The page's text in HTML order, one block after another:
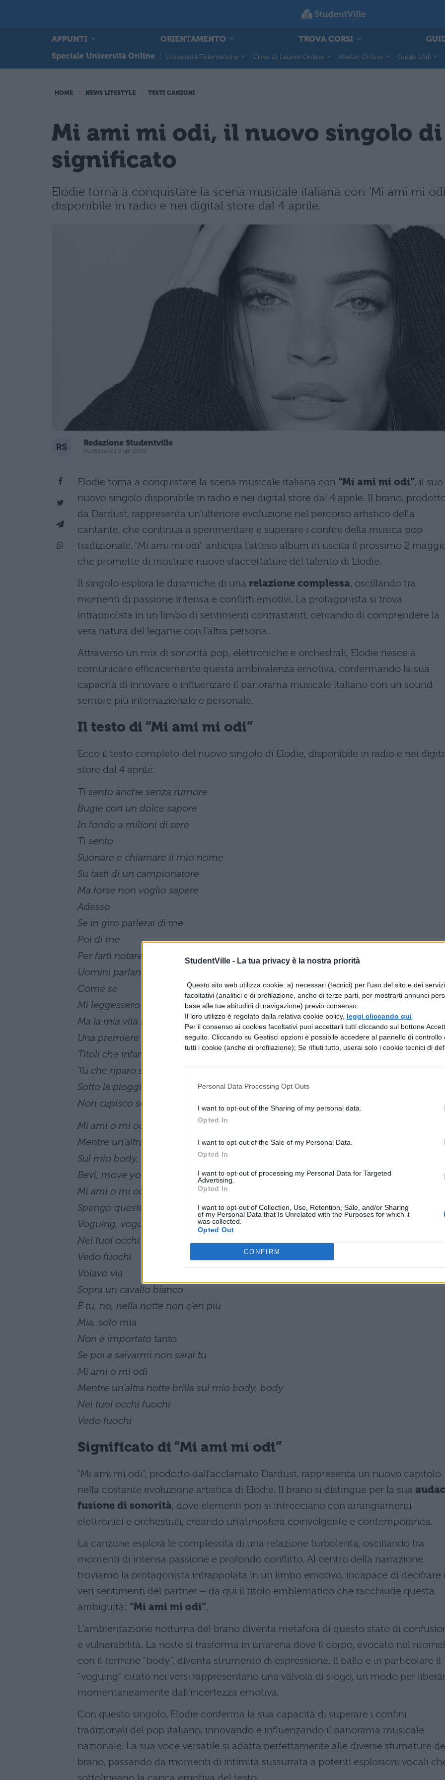
StudentVille - La tua privacy è la nostra priorità
Questo sito web utilizza cookie: a) necessari (tecnici) per l'uso del sito e dei
facoltativi (analitici e di profilazione, anche di terze parti, per mostrarti annunci
base alle tue abitudini di navigazione) previo consenso.
Il loro utilizzo è regolato dalla relativa cookie policy, leggi cliccando qui
Per il consenso ai cookies facoltativi puoi accettarli tutti cliccando sul bottone
seguito. Cliccando su Gestisci opzioni è possibile accedere al pannello di controllo
tutti i cookie (anche di profilazione); Se rifiuti tutto, userai solo i cookie tecnici di
Personal Data Processing Opt Outs
I want to opt-out of the Sharing of my personal data.
Opted In
I want to opt-out of the Sale of my Personal Data.
Opted In
I want to opt-out of processing my Personal Data for Targeted
Advertising.
Opted In
I want to opt-out of Collection, Use, Retention, Sale, and/or Sharing
of my Personal Data that Is Unrelated with the Purposes for which it
was collected.
Opted Out
CONFIRM
APPUNTI ORIENTAMENTO TROVA CORSI
Speciale Università Online
Università Telematiche Corsi di Laurea Online Master Online Guide Utili
HOME NEWS LIFESTYLE TESTI CANZONI
Mi ami mi odi, il nuovo singolo
significato
Elodie torna a conquistare la scena musicale italiana con 'Mi ami mi
disponibile in radio e nei digital store dal 4 aprile.
Redazione Studentville
Pubblicato il 5 apr 2025
Elodie torna a conquistare la scena musicale italiana con “Mi ami mi odi”, il suo
nuovo singolo disponibile in radio e nei digital store dal 4 aprile. Il brano,
da Dardust, rappresenta un’ulteriore evoluzione nel percorso artistico della
cantante, che continua a sperimentare e superare i confini della musica pop
tradizionale. “Mi ami mi odi” anticipa l’atteso album in uscita il prossimo 2
che promette di mostrare nuove sfaccettature del talento di Elodie.
Il singolo esplora le dinamiche di una relazione complessa, oscillando tra
momenti di passione intensa e conflitti emotivi. La protagonista si trova
intrappolata in un limbo di sentimenti contrastanti, cercando di comprendere la
vera natura del legame con l’altra persona.
Attraverso un mix di sonorità pop, elettroniche e orchestrali, Elodie riesce a
comunicare efficacemente questa ambivalenza emotiva, confermando la sua
capacità di innovare e influenzare il panorama musicale italiano con un sound
sempre più internazionale e personale.
Il testo di “Mi ami mi odi”
Ecco il testo completo del nuovo singolo di Elodie, disponibile in radio e nei
store dal 4 aprile:
Ti sento anche senza rumore
Bugie con un dolce sapore
In fondo a milioni di sere
Ti sento
Suonare e chiamare il mio nome
Su tasti di un campionatore
Ma forse non voglio sapere
Adesso
Se in giro parlerai di me
Poi di me
Per farti notare solamente
Uomini parlano per me
Come se
Mi leggessero la mente
Ma la mia vita non è
Una premiere di Broadway
Titoli che infamano per due soldi
Tu che riparo sei per me
Sotto la pioggia non mi dici niente
Non capisco se
Mi ami o mi odi
Mentre un’altra notte brilla
Sul mio body, body
Bevi, move your body
Mi ami o mi odi
Spengo queste voci mentre faccio
Voguing, voguing
Nei tuoi occhi fuochi
Vedo fuochi
Volavo via
Sopra un cavallo bianco
E tu, no, nella notte non c’eri più
Mia, solo mia
Non è importato tanto
Se poi a salvarmi non sarai tu
Mi ami o mi odi
Mentre un’altra notte brilla sul mio body, body
Nei tuoi occhi fuochi
Vedo fuochi
Significato di “Mi ami mi odi”
“Mi ami mi odi”, prodotto dall’acclamato Dardust, rappresenta un nuovo capitolo
nella costante evoluzione artistica di Elodie. Il brano si distingue per la sua
fusione di sonorità, dove elementi pop si intrecciano con arrangiamenti
elettronici e orchestrali, creando un’atmosfera coinvolgente e contemporanea.
La canzone esplora le complessità di una relazione turbolenta, oscillando tra
momenti di intensa passione e profondo conflitto. Al centro della narrazione
troviamo la protagonista intrappolata in un limbo emotivo, incapace di decifrare
veri sentimenti del partner – da qui il titolo emblematico che racchiude questa
ambiguità: “Mi ami mi odi”.
L’ambientazione notturna del brano diventa metafora di questo stato di
e vulnerabilità. La notte si trasforma in un’arena dove il corpo, evocato nel
con il termine “body”, diventa strumento di espressione. Il ballo e in particolare il
“voguing” citato nei versi rappresentano una valvola di sfogo, un modo per
momentaneamente dall’incertezza emotiva.
Con questo singolo, Elodie conferma la sua capacità di superare i confini
tradizionali del pop italiano, innovando e influenzando il panorama musicale
nazionale. La sua voce versatile si adatta perfettamente alle diverse sfumature
brano, passando da momenti di intimità sussurrata a potenti esplosioni vocali
sottolineano la carica emotiva del testo.